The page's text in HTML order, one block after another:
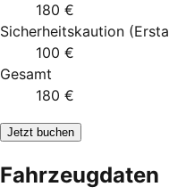
180 €
Sicherheitskaution (
100 €
Gesamt
180 €
Jetzt buchen
Fahrzeugdaten